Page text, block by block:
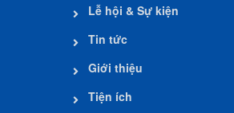
Lễ hội & Sự kiện
Tin tức
Giới thiệu
Tiện ích